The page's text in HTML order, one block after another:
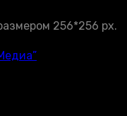
256*256 px.